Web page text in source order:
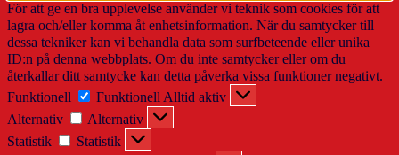
För att ge en bra upplevelse använder vi teknik som cookies för att
lagra och/eller komma åt enhetsinformation. När du samtycker till
dessa tekniker kan vi behandla data som surfbeteende eller unika
ID:n på denna webbplats. Om du inte samtycker eller om du
återkallar ditt samtycke kan detta påverka vissa funktioner negativt.
Funktionell
Funktionell Alltid aktiv
Alternativ
Alternativ
Statistik
Statistik